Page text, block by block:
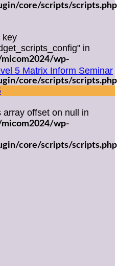
core/scripts/scripts.php
key
in
wp-
core/scripts/scripts.php
array offset on null in
wp-
core/scripts/scripts.php